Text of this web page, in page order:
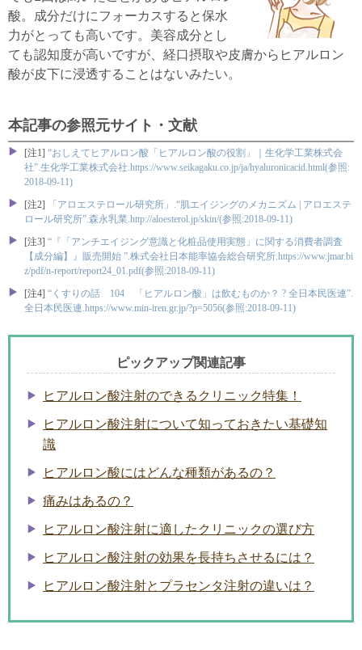
酸。成分だけにフォーカスすると保水
力がとっても高いです。美容成分とし
ても認知度が高いですが、経口摂取や皮膚からヒアルロン
酸が皮下に浸透することはないみたい。
本記事の参照元サイト・文献
[注1] “おしえてヒアルロン酸「ヒアルロン酸の役割」｜生化学工業株式会
社”.生化学工業株式会社.https://www.seikagaku.co.jp/ja/hyaluronicacid.html(参照:
2018-09-11)
[注2]
「アロエステロール研究所」.“肌エイジングのメカニズム | アロエステ
ロール研究所”.森永乳業.http://aloesterol.jp/skin/(参照:2018-09-11)
[注3] “『「アンチエイジング意識と化粧品使用実態」に関する消費者調査
【成分編】』販売開始 ”.株式会社日本能率協会総合研究所.https://www.jmar.bi
z/pdf/n-report/report24_01.pdf(参照:2018-09-11)
[注4] “くすりの話 104 「ヒアルロン酸」は飲むものか？ ? 全日本民医連”.
全日本民医連.https://www.min-iren.gr.jp/?p=5056(参照:2018-09-11)
ピックアップ関連記事
ヒアルロン酸注射のできるクリニック特集！
ヒアルロン酸注射について知っておきたい基礎知
識
ヒアルロン酸にはどんな種類があるの？
痛みはあるの？
ヒアルロン酸注射に適したクリニックの選び方
ヒアルロン酸注射の効果を長持ちさせるには？
ヒアルロン酸注射とプラセンタ注射の違いは？